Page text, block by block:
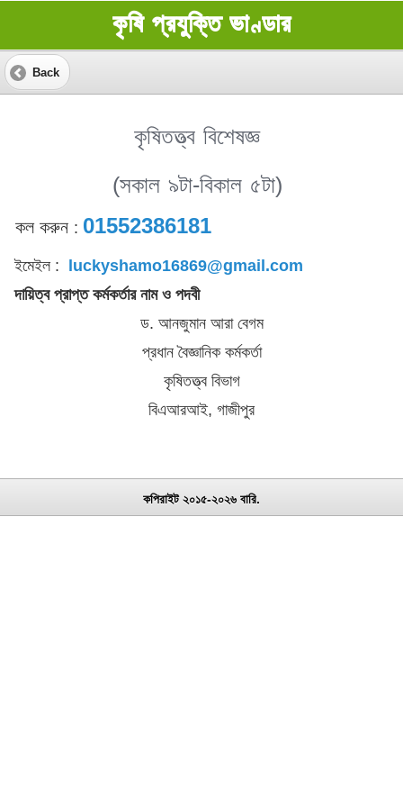
কৃষি প্রযুক্তি ভাণ্ডার
Back
কৃষিতত্ত্ব বিশেষজ্ঞ
(সকাল ৯টা-বিকাল ৫টা)
কল করুন : 01552386181
ইমেইল :
luckyshamo16869@gmail.com
দায়িত্ব প্রাপ্ত কর্মকর্তার নাম ও পদবী
ড. আনজুমান আরা বেগম
প্রধান বৈজ্ঞানিক কর্মকর্তা
কৃষিতত্ত্ব বিভাগ
বিএআরআই, গাজীপুর
কপিরাইট ২০১৫-২০২৬ বারি.